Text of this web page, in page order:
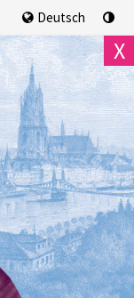
X
Deutsch